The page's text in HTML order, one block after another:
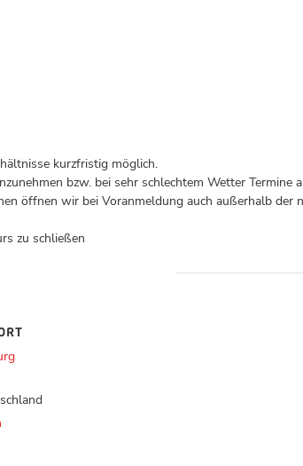
kurzfristig möglich.
bzw. bei sehr schlechtem Wetter Termine
öffnen wir bei Voranmeldung auch außerhalb der
zu schließen